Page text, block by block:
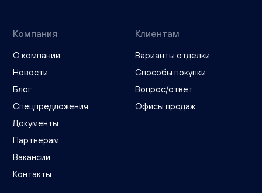
Компания
О компании
Новости
Блог
Спецпредложения
Документы
Партнерам
Вакансии
Контакты
Клиентам
Варианты отделки
Способы покупки
Вопрос/ответ
Офисы продаж